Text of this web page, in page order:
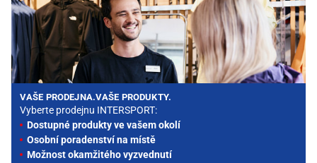
VAŠE PRODEJNA.VAŠE PRODUKTY.
Vyberte prodejnu INTERSPORT:
Dostupné produkty ve vašem okolí
Osobní poradenství na místě
Možnost okamžitého vyzvednutí